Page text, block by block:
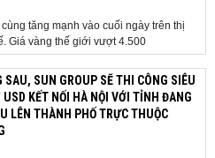
tăng mạnh vào cuối ngày trên thị
Giá vàng thế giới vượt 4.500
ngày 2-6, giá vàng hôm nay trên thị
được giao dịch ở mức 4.520
khoảng 35 USD/ounce so với buổi
có thời điểm giá vàng...
SAU, SUN GROUP SẼ THI CÔNG SIÊU
USD KẾT NỐI HÀ NỘI VỚI TỈNH ĐANG
LÊN THÀNH PHỐ TRỰC THUỘC